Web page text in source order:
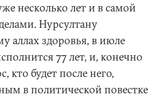
несколько лет и в самой
Нурсултану
аллах здоровья, в июле
77 лет, и, конечно
кто будет после него,
в политической повестке